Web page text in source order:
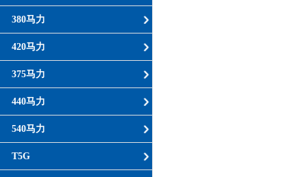
380马力
420马力
375马力
440马力
540马力
T5G